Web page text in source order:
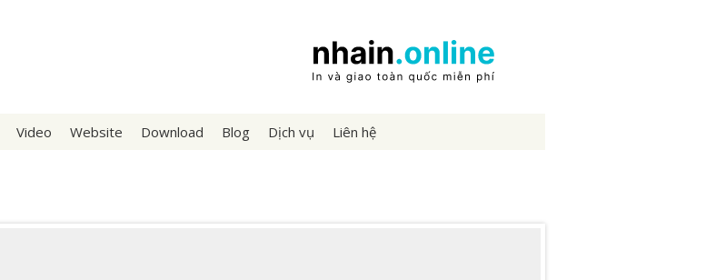
Video Website Download Blog Dịch vụ Liên hệ